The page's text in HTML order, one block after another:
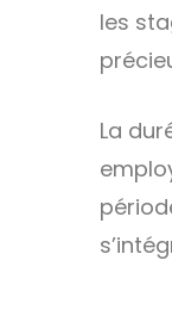
les
La